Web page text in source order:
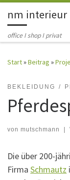
Zum Inhalt springen
nm interieur
office I shop I privat
Start»Beitrag »
BEKLEIDUNG
von mutschmann
Die über 200-
Firma Schmautz